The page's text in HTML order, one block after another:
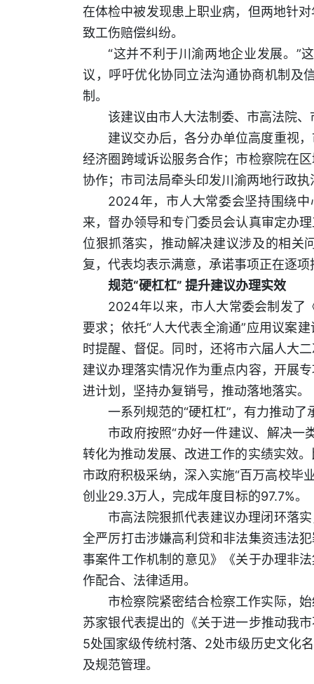
在体检中被发现患上职业病，但两地针
致工伤赔偿纠纷。
“这并不利于川渝两地企业发展。”
议，呼吁优化协同立法沟通协商机制及
制。
该建议由市人大法制委、市高法院
建议交办后，各分办单位高度重视
经济圈跨域诉讼服务合作；市检察院在
协作；市司法局牵头印发川渝两地行政
2024年，市人大常委会坚持围绕
来，督办领导和专门委员会认真审定办
位狠抓落实，推动解决建议涉及的相关
复，代表均表示满意，承诺事项正在逐项
规范“硬杠杠” 提升建议办理实效
2024年以来，市人大常委会制发了
要求；依托“人大代表全渝通”应用议案
时提醒、督促。同时，还将市六届人大
建议办理落实情况作为重点内容，开展
进计划，坚持办复销号，推动落地落实。
一系列规范的“硬杠杠”，有力推动
市政府按照“办好一件建议、解决一
转化为推动发展、改进工作的实绩实效
市政府积极采纳，深入实施“百万高校毕
创业29.3万人，完成年度目标的97.7%。
市高法院狠抓代表建议办理闭环落
全严厉打击涉嫌高利贷和非法集资违法
事案件工作机制的意见》《关于办理非
作配合、法律适用。
市检察院紧密结合检察工作实际，
苏家银代表提出的《关于进一步推动我
5处国家级传统村落、2处市级历史文化
及规范管理。